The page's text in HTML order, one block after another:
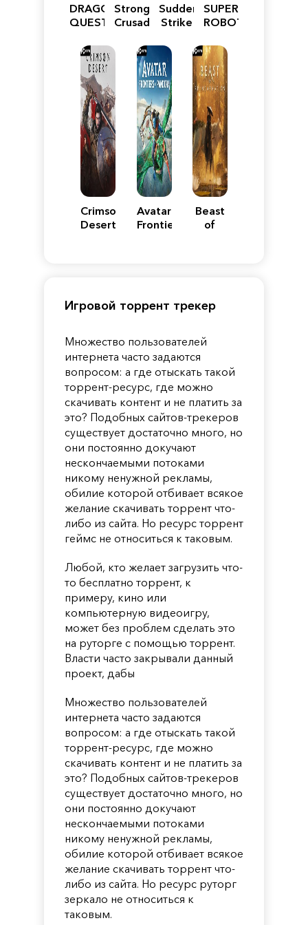
DRAGON
QUEST
Reimagined
Stronghold
Crusader:
Edition
Sudden
Strike
SUPER
ROBOT
Y
Crimson
Desert
Avatar:
Frontiers
Beast
of
Игровой торрент трекер
Множество пользователей
интернета часто задаются
вопросом: а где отыскать такой
торрент-ресурс, где можно
скачивать контент и не платить за
это? Подобных сайтов-трекеров
существует достаточно много, но
они постоянно докучают
нескончаемыми потоками
никому ненужной рекламы,
обилие которой отбивает всякое
желание скачивать торрент что-
либо из сайта. Но ресурс торрент
геймс не относиться к таковым.
Любой, кто желает загрузить что-
то бесплатно торрент, к
примеру, кино или
компьютерную видеоигру,
может без проблем сделать это
на руторге с помощью торрент.
Власти часто закрывали данный
проект, дабы
Множество пользователей
интернета часто задаются
вопросом: а где отыскать такой
торрент-ресурс, где можно
скачивать контент и не платить за
это? Подобных сайтов-трекеров
существует достаточно много, но
они постоянно докучают
нескончаемыми потоками
никому ненужной рекламы,
обилие которой отбивает всякое
желание скачивать торрент что-
либо из сайта. Но ресурс руторг
зеркало не относиться к
таковым.